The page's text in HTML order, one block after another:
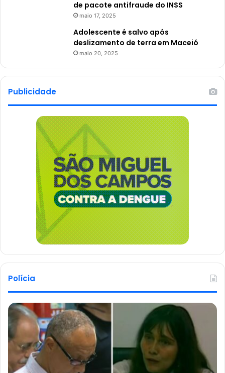
de pacote antifraude do INSS
maio 17, 2025
Adolescente é salvo após
deslizamento de terra em Maceió
maio 20, 2025
Publicidade
Polícia